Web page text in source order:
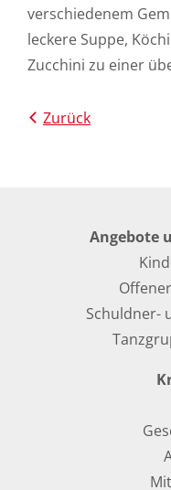
verschiedenem
leckere Suppe,
Zucchini zu einer
Zurück
Angebote
Schuldner-